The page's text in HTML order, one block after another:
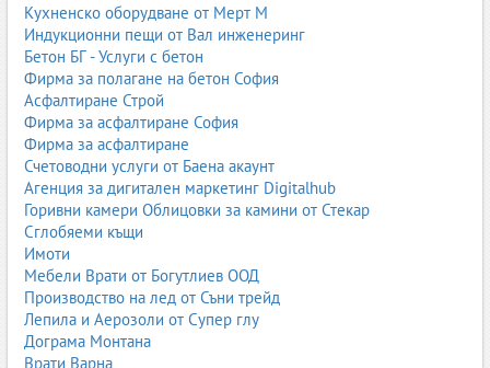
салони.
PVC кожа
PVC кожата е по-стара технология, при която върху основа се
нанася поливинилхлорид. Тя е по-устойчива на влага и лесна за
почистване, но по-малко „дишаща“ и понякога по-твърда.
Използва се за мебели, тапицерии, външни приложения и
продукти, при които се търси висока износоустойчивост.
Микрофибър и текстилни композити
Микрофибърните кожи и текстилните композити комбинират
синтетични влакна и покрития, за да предложат добра
издръжливост, лесна поддръжка и разнообразие от текстури.
Често се използват в обувната и мебелната индустрия.
Предимства и недостатъци на изкуствените кожи
Кухненско оборудване от Мерт М
Индукционни пещи от Вал инженеринг
Бетон БГ - Услуги с бетон
Фирма за полагане на бетон София
Асфалтиране Строй
Фирма за асфалтиране София
Фирма за асфалтиране
Счетоводни услуги от Баена акаунт
Агенция за дигитален маркетинг Digitalhub
Горивни камери Облицовки за камини от Стекар
Сглобяеми къщи
Имоти
Мебели Врати от Богутлиев ООД
Производство на лед от Съни трейд
Лепила и Аерозоли от Супер глу
Дограма Монтана
Врати Варна